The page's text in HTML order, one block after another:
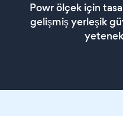
Powr ölçek için
gelişmiş yerleşik